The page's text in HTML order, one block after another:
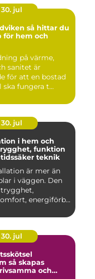
30. jul
hittar du
för hem och
på värme,
sanitet är
för att en bostad
ska fungera t...
30. jul
i hem och
teknik
är mer än
i väggen. Den
trygghet,
energiförb...
30. jul
och